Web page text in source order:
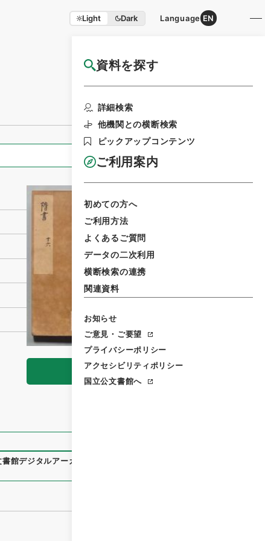
Light Dark Language EN
資料を探す
詳細検索
他機関との横断検索
ピックアップコンテンツ
ご利用案内
初めての方へ
ご利用方法
よくあるご質問
データの二次利用
横断検索の連携
関連資料
お知らせ
ご意見・ご要望
プライバシーポリシー
アクセシビリティポリシー
国立公文書館へ
国立公文書館HP利用案内
全ての情報
閲覧
館デジタルアーカイブ